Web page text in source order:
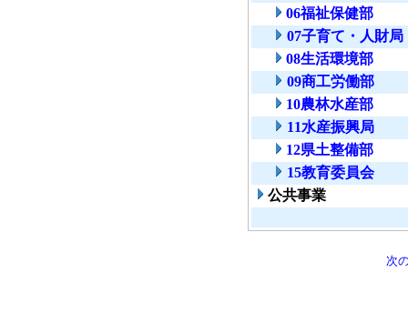
06福祉保健部
07子育て・人財局
08生活環境部
09商工労働部
10農林水産部
11水産振興局
12県土整備部
15教育委員会
公共事業
次